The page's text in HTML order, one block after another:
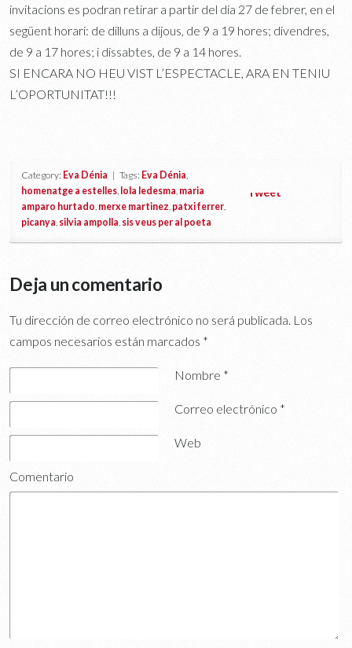
invitacions es podran retirar a partir del dia 27 de febrer, en el
següent horari: de dilluns a dijous, de 9 a 19 hores; divendres,
de 9 a 17 hores; i dissabtes, de 9 a 14 hores.
SI ENCARA NO HEU VIST L’ESPECTACLE, ARA EN TENIU
L’OPORTUNITAT!!!
Category: Eva Dénia | Tags: Eva Dénia
homenatge a estelles lola ledesma maria
amparo hurtado merxe martinez patxi ferrer
picanya silvia ampolla sis veus per al poeta
Tweet
Deja un comentario
Tu dirección de correo electrónico no será publicada. Los
campos necesarios están marcados *
Nombre *
Correo electrónico *
Web
Comentario